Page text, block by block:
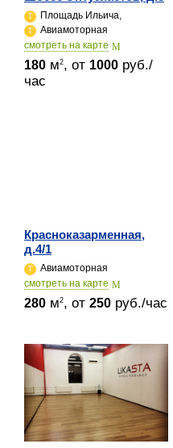
Площадь Ильича,
Авиамоторная
cмотреть на карте
180 м2, от 1000 руб./
час
Красноказарменная,
д.4/1
Авиамоторная
cмотреть на карте
280 м2, от 250 руб./час